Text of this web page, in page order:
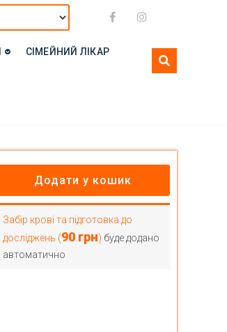
СІМЕЙНИЙ ЛІКАР
Додати у кошик
Забір крові та підготовка до
досліджень (90 грн) буде додано
автоматично